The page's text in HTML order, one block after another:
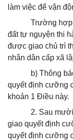
làm việc để vận
Trường
đất tự nguyện thi
được giao chủ trì
nhân dân cấp xã
b) Thông
quyết định cưỡng
khoản 1 Điều này.
2. Sau
giao quyết định
quyết định cưỡng